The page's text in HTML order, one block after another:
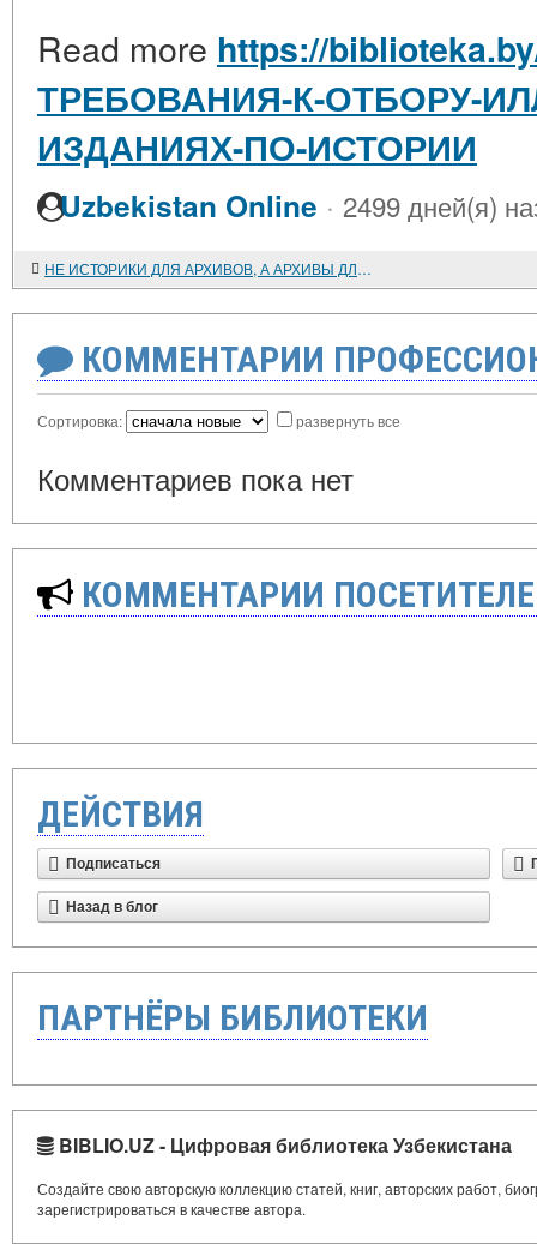
Read more https://
ТРЕБОВАНИЯ-К-ОТБОРУ-
ИЗДАНИЯХ-ПО-ИСТОРИИ
Uzbekistan Online · 2499 дней(я)
НЕ ИСТОРИКИ ДЛЯ АРХИВОВ, А АРХИВЫ ДЛЯ ИСТОРИКОВ
КОММЕНТАРИИ
Сортировка: развернуть все
Комментариев пока нет
КОММЕНТАРИИ
ДЕЙСТВИЯ
Подписаться
Назад в блог
ПАРТНЁРЫ БИБЛИОТЕКИ
BIBLIO.UZ - Цифровая библиотека Узбекистана
Создайте свою авторскую коллекцию статей, книг, авторских работ,
зарегистрироваться в качестве автора.